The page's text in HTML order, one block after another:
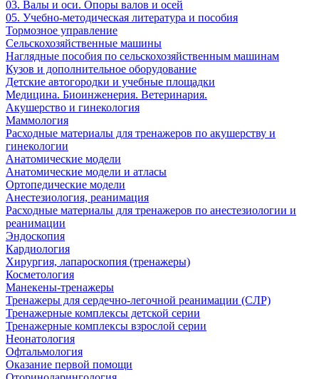
03. Валы и оси. Опоры валов и осей
05. Учебно-методическая литература и пособия
Тормозное управление
Сельскохозяйственные машины
Наглядные пособия по сельскохозяйственным машинам
Кузов и дополнительное оборудование
Детские автогородки и учебные площадки
Медицина. Биоинженерия. Ветеринария.
Акушерство и гинекология
Маммология
Расходные материалы для тренажеров по акушерству и
гинекологии
Анатомические модели
Анатомические модели и атласы
Ортопедические модели
Анестезиология, реанимация
Расходные материалы для тренажеров по анестезиологии и
реанимации
Эндоскопия
Кардиология
Хирургия, лапароскопия (тренажеры)
Косметология
Манекены-тренажеры
Тренажеры для сердечно-легочной реанимации (СЛР)
Тренажерные комплексы детской серии
Тренажерные комплексы взрослой серии
Неонатология
Офтальмология
Оказание первой помощи